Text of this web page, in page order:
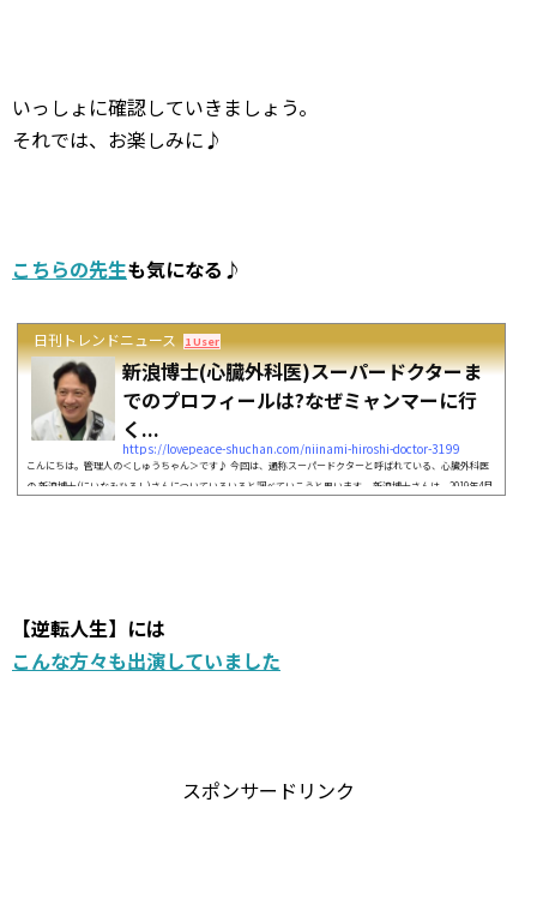
いっしょに確認していきましょう。
それでは、お楽しみに♪
こちらの先生も気になる♪
日刊トレンドニュース 1 User
新浪博士(心臓外科医)スーパードクターま
でのプロフィールは?なぜミャンマーに行
く...
https://lovepeace-shuchan.com/niinami-hiroshi-doctor-3199
こんにちは。管理人の＜しゅうちゃん＞です♪ 今回は、通称スーパードクターと呼ばれている、心臓外科医
の 新浪博士(にいなみひろし)さんについていろいろと調べていこうと思います。 新浪博士さんは、2019年4月
【逆転人生】には
こんな方々も出演していました
スポンサードリンク